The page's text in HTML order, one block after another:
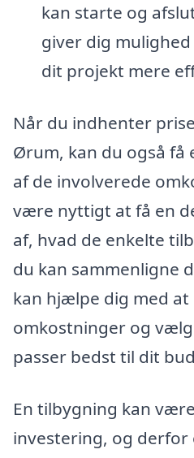
kan starte og
giver dig
dit projekt mere
Når du indhenter
Ørum, kan du også få
af de involverede
være nyttigt at få en
af, hvad de enkelte
du kan sammenligne
kan hjælpe dig med
omkostninger og
passer bedst til dit
En tilbygning kan
investering, og